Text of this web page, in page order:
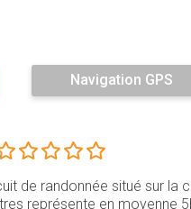
Navigation GPS
de randonnée situé sur la
représente en moyenne